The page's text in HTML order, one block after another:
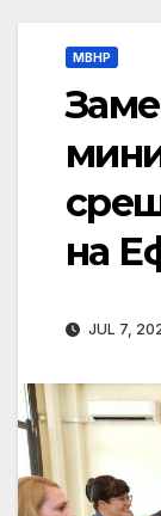
МВНР
на
JUL 7,